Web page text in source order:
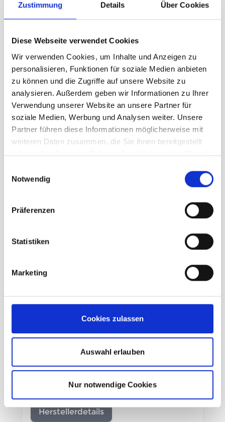
Zustimmung Details Über Cookies
Diese Webseite verwendet Cookies
Wir verwenden Cookies, um Inhalte und Anzeigen zu
personalisieren, Funktionen für soziale Medien anbieten
zu können und die Zugriffe auf unsere Website zu
analysieren. Außerdem geben wir Informationen zu Ihrer
Verwendung unserer Website an unsere Partner für
soziale Medien, Werbung und Analysen weiter. Unsere
Partner führen diese Informationen möglicherweise mit
weiteren Daten zusammen, die Sie ihnen bereitgestellt
haben oder die sie im Rahmen Ihrer Nutzung der Dienste
Notwendig
Präferenzen
Statistiken
Marketing
Cookies zulassen
Auswahl erlauben
Nur notwendige Cookies
Artikelnummer
Größe
41 43
UVP259,90 €
unser Preis ab:207,92 €-20%
Menge
Beschreibung / Meindl Oslo Lady GTX brown
Nobukleder / Veloursleder
Mehr Informationen
Hersteller Meindl
Herstellerdetails